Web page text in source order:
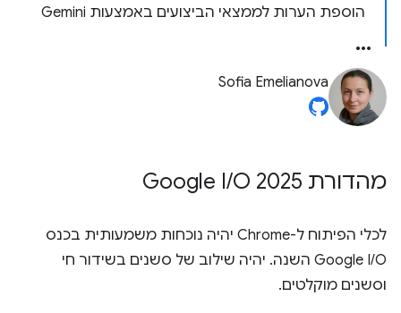
הוספת הערות לממצאי הביצועים באמצעות Gemini
Sofia Emelianova
מהדורת Google I /O 2025
לכלי הפיתוח ל-Chrome יהיה נוכחות משמעותית בכנס
Google I/O השנה. יהיה שילוב של סשנים בשידור חי
וסשנים מוקלטים.